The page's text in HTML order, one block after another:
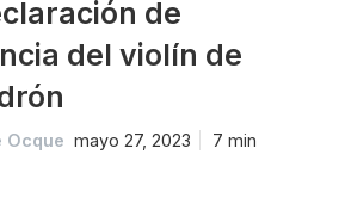
de
del violín de
Ocque mayo 27, 2023 7 min